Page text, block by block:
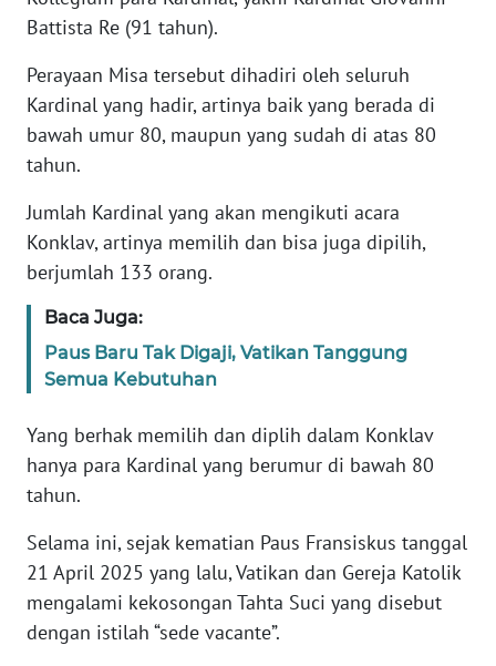
Battista Re (91 tahun).
Perayaan Misa tersebut dihadiri oleh seluruh
Kardinal yang hadir, artinya baik yang berada di
bawah umur 80, maupun yang sudah di atas 80
tahun.
Jumlah Kardinal yang akan mengikuti acara
Konklav, artinya memilih dan bisa juga dipilih,
berjumlah 133 orang.
Baca Juga:
Paus Baru Tak Digaji, Vatikan Tanggung
Semua Kebutuhan
Yang berhak memilih dan diplih dalam Konklav
hanya para Kardinal yang berumur di bawah 80
tahun.
Selama ini, sejak kematian Paus Fransiskus tanggal
21 April 2025 yang lalu, Vatikan dan Gereja Katolik
mengalami kekosongan Tahta Suci yang disebut
dengan istilah “sede vacante”.
RIAU
SERAMBI
WN
JAMBI
SULTRA
WN
WN
SULBAR
BABEL
WN